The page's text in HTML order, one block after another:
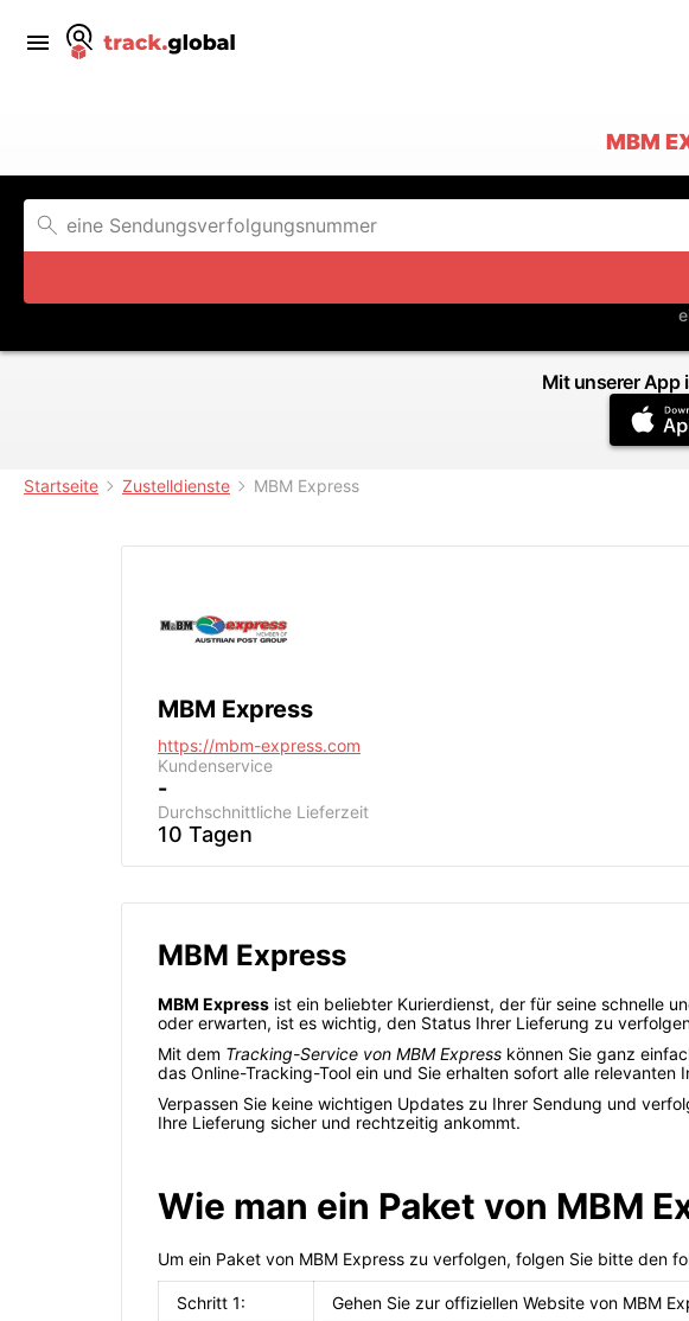
MBM
Mit unserer App
Startseite Zustelldienste MBM Express
MBM Express
https://mbm-express.com
Kundenservice
-
Durchschnittliche Lieferzeit
10 Tagen
MBM Express
MBM Express ist ein beliebter Kurierdienst, der für seine schnelle
oder erwarten, ist es wichtig, den Status Ihrer Lieferung zu
Mit dem Tracking-Service von MBM Express können Sie ganz
das Online-Tracking-Tool ein und Sie erhalten sofort alle relevanten
Verpassen Sie keine wichtigen Updates zu Ihrer Sendung und
Ihre Lieferung sicher und rechtzeitig ankommt.
Wie man ein Paket von MBM
Um ein Paket von MBM Express zu verfolgen, folgen Sie bitte den
Schritt 1: Gehen Sie zur offiziellen Website von MBM